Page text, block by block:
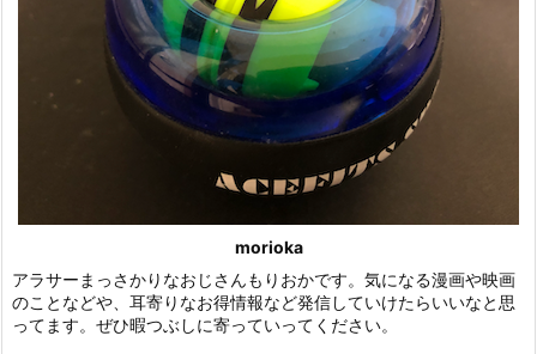
morioka
アラサーまっさかりなおじさんもりおかです。気になる漫画や映画
のことなどや、耳寄りなお得情報など発信していけたらいいなと思
ってます。ぜひ暇つぶしに寄っていってください。